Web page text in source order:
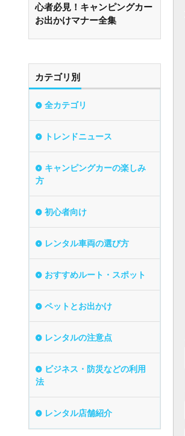
心者必見！キャンピングカー
お出かけマナー全集
カテゴリ別
全カテゴリ
トレンドニュース
キャンピングカーの楽しみ
方
初心者向け
レンタル車両の選び方
おすすめルート・スポット
ペットとお出かけ
レンタルの注意点
ビジネス・防災などの利用
法
レンタル店舗紹介